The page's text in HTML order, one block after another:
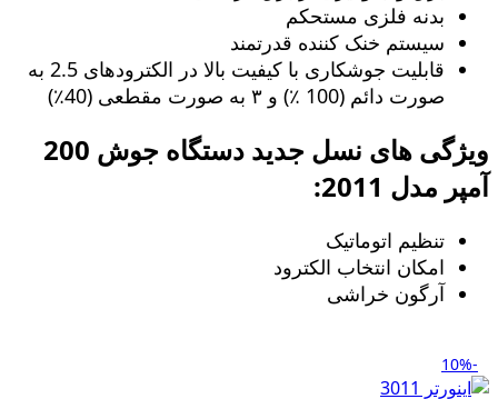
بدنه فلزی مستحکم
سیستم خنک کننده قدرتمند
قابلیت جوشکاری با کیفیت بالا در الکترودهای 2.5 به
صورت دائم (100 ٪) و ۳ به صورت مقطعی (40٪)
ویژگی های نسل جدید دستگاه جوش 200
آمپر مدل 2011:
تنظیم اتوماتیک
امکان انتخاب الکترود
آرگون خراشی
-10%